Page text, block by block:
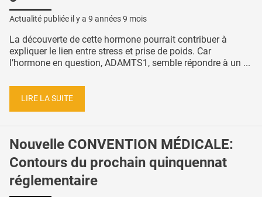
Actualité publiée il y a 9 années 9 mois
La découverte de cette hormone pourrait contribuer à
expliquer le lien entre stress et prise de poids. Car
l’hormone en question, ADAMTS1, semble répondre à un ...
LIRE LA SUITE
Nouvelle CONVENTION MÉDICALE:
Contours du prochain quinquennat
réglementaire